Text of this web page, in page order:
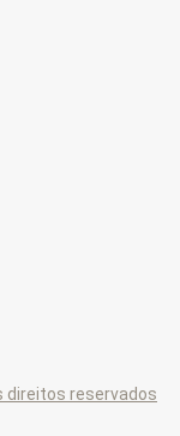
direitos reservados